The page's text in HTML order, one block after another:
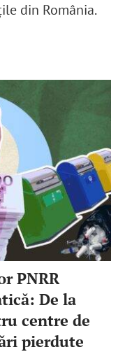
din România.
PNRR
De la
centre de
pierdute